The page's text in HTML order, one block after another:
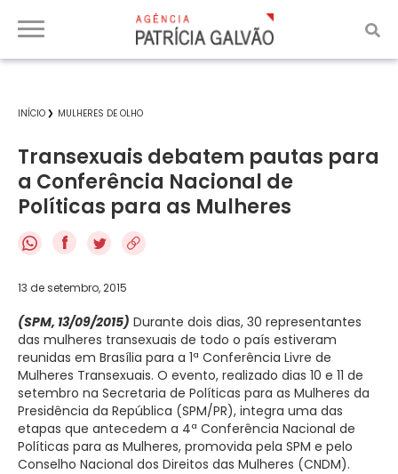
INÍCIO MULHERES DE OLHO
Transexuais debatem pautas para
a Conferência Nacional de
Políticas para as Mulheres
f
13 de setembro, 2015
(SPM, 13/09/2015) Durante dois dias, 30 representantes
das mulheres transexuais de todo o país estiveram
reunidas em Brasília para a 1ª Conferência Livre de
Mulheres Transexuais. O evento, realizado dias 10 e 11 de
setembro na Secretaria de Políticas para as Mulheres da
Presidência da República (SPM/PR), integra uma das
etapas que antecedem a 4ª Conferência Nacional de
Políticas para as Mulheres, promovida pela SPM e pelo
Conselho Nacional dos Direitos das Mulheres (CNDM).